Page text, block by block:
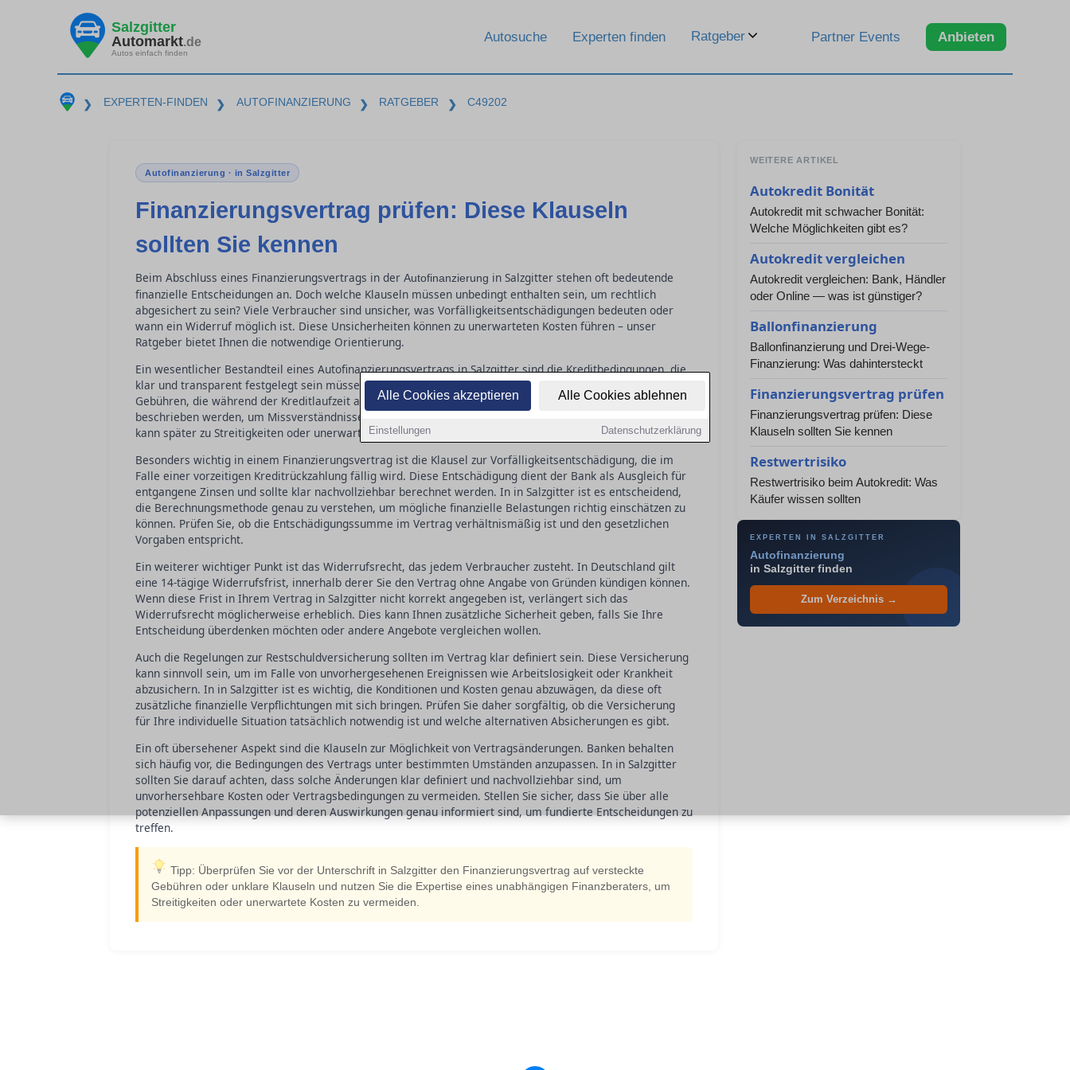
Alle Cookies akzeptieren Alle Cookies ablehnen
Einstellungen Datenschutzerklärung
Salzgitter
Automarkt.de
Autos einfach finden
Autosuche Experten finden Ratgeber Partner Events Anbieten
❯ EXPERTEN-FINDEN ❯ AUTOFINANZIERUNG ❯ RATGEBER ❯ C49202
Autofinanzierung · in Salzgitter
Finanzierungsvertrag prüfen: Diese Klauseln
sollten Sie kennen
Beim Abschluss eines Finanzierungsvertrags in der Autofinanzierung in Salzgitter stehen oft bedeutende
finanzielle Entscheidungen an. Doch welche Klauseln müssen unbedingt enthalten sein, um rechtlich
abgesichert zu sein? Viele Verbraucher sind unsicher, was Vorfälligkeitsentschädigungen bedeuten oder
wann ein Widerruf möglich ist. Diese Unsicherheiten können zu unerwarteten Kosten führen – unser
Ratgeber bietet Ihnen die notwendige Orientierung.
Ein wesentlicher Bestandteil eines Autofinanzierungsvertrags in Salzgitter sind die Kreditbedingungen, die
klar und transparent festgelegt sein müssen. Dazu gehören der Zinssatz, die Laufzeit, und eventuelle
Gebühren, die während der Kreditlaufzeit anfallen können. Es ist wichtig, dass alle Konditionen genau
beschrieben werden, um Missverständnisse zu vermeiden. Ein fehlender oder unklarer Vertragspassus
kann später zu Streitigkeiten oder unerwarteten Kosten führen.
Besonders wichtig in einem Finanzierungsvertrag ist die Klausel zur Vorfälligkeitsentschädigung, die im
Falle einer vorzeitigen Kreditrückzahlung fällig wird. Diese Entschädigung dient der Bank als Ausgleich für
entgangene Zinsen und sollte klar nachvollziehbar berechnet werden. In in Salzgitter ist es entscheidend,
die Berechnungsmethode genau zu verstehen, um mögliche finanzielle Belastungen richtig einschätzen zu
können. Prüfen Sie, ob die Entschädigungssumme im Vertrag verhältnismäßig ist und den gesetzlichen
Vorgaben entspricht.
Ein weiterer wichtiger Punkt ist das Widerrufsrecht, das jedem Verbraucher zusteht. In Deutschland gilt
eine 14-tägige Widerrufsfrist, innerhalb derer Sie den Vertrag ohne Angabe von Gründen kündigen können.
Wenn diese Frist in Ihrem Vertrag in Salzgitter nicht korrekt angegeben ist, verlängert sich das
Widerrufsrecht möglicherweise erheblich. Dies kann Ihnen zusätzliche Sicherheit geben, falls Sie Ihre
Entscheidung überdenken möchten oder andere Angebote vergleichen wollen.
Auch die Regelungen zur Restschuldversicherung sollten im Vertrag klar definiert sein. Diese Versicherung
kann sinnvoll sein, um im Falle von unvorhergesehenen Ereignissen wie Arbeitslosigkeit oder Krankheit
abzusichern. In in Salzgitter ist es wichtig, die Konditionen und Kosten genau abzuwägen, da diese oft
zusätzliche finanzielle Verpflichtungen mit sich bringen. Prüfen Sie daher sorgfältig, ob die Versicherung
für Ihre individuelle Situation tatsächlich notwendig ist und welche alternativen Absicherungen es gibt.
Ein oft übersehener Aspekt sind die Klauseln zur Möglichkeit von Vertragsänderungen. Banken behalten
sich häufig vor, die Bedingungen des Vertrags unter bestimmten Umständen anzupassen. In in Salzgitter
sollten Sie darauf achten, dass solche Änderungen klar definiert und nachvollziehbar sind, um
unvorhersehbare Kosten oder Vertragsbedingungen zu vermeiden. Stellen Sie sicher, dass Sie über alle
potenziellen Anpassungen und deren Auswirkungen genau informiert sind, um fundierte Entscheidungen zu
treffen.
Tipp: Überprüfen Sie vor der Unterschrift in Salzgitter den Finanzierungsvertrag auf versteckte
Gebühren oder unklare Klauseln und nutzen Sie die Expertise eines unabhängigen Finanzberaters, um
Streitigkeiten oder unerwartete Kosten zu vermeiden.
WEITERE ARTIKEL
Autokredit Bonität
Autokredit mit schwacher Bonität:
Welche Möglichkeiten gibt es?
Autokredit vergleichen
Autokredit vergleichen: Bank, Händler
oder Online — was ist günstiger?
Ballonfinanzierung
Ballonfinanzierung und Drei-Wege-
Finanzierung: Was dahintersteckt
Finanzierungsvertrag prüfen
Finanzierungsvertrag prüfen: Diese
Klauseln sollten Sie kennen
Restwertrisiko
Restwertrisiko beim Autokredit: Was
Käufer wissen sollten
EXPERTEN IN SALZGITTER
Autofinanzierung
in Salzgitter finden
Zum Verzeichnis →